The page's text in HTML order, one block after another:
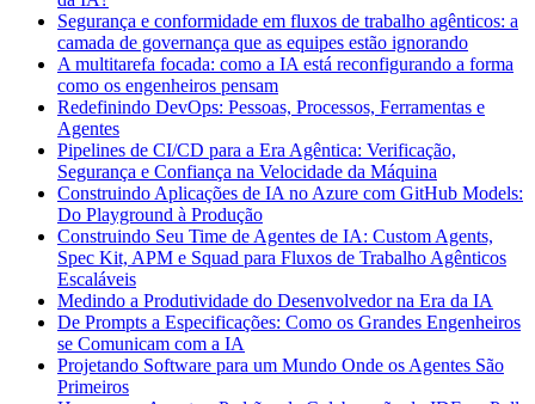
Segurança e conformidade em fluxos de trabalho agênticos: a
camada de governança que as equipes estão ignorando
A multitarefa focada: como a IA está reconfigurando a forma
como os engenheiros pensam
Redefinindo DevOps: Pessoas, Processos, Ferramentas e
Agentes
Pipelines de CI/CD para a Era Agêntica: Verificação,
Segurança e Confiança na Velocidade da Máquina
Construindo Aplicações de IA no Azure com GitHub Models:
Do Playground à Produção
Construindo Seu Time de Agentes de IA: Custom Agents,
Spec Kit, APM e Squad para Fluxos de Trabalho Agênticos
Escaláveis
Medindo a Produtividade do Desenvolvedor na Era da IA
De Prompts a Especificações: Como os Grandes Engenheiros
se Comunicam com a IA
Projetando Software para um Mundo Onde os Agentes São
Primeiros